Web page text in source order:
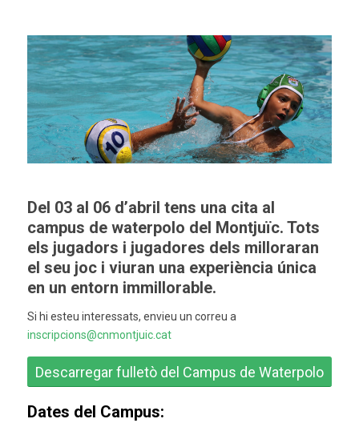
Del 03 al 06 d’abril tens una cita al
campus de waterpolo del Montjuïc. Tots
els jugadors i jugadores dels milloraran
el seu joc i viuran una experiència única
en un entorn immillorable.
Si hi esteu interessats, envieu un correu a
inscripcions@cnmontjuic.cat
Descarregar fulletò del Campus de Waterpolo
Dates del Campus: